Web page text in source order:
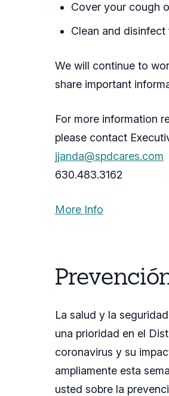
Cover your cough
Clean and
We will continue to
share important
For more information
please contact
jjanda@spdcares.com
630.483.3162
More Info
La salud y la
una prioridad en el
coronavirus y su
ampliamente esta
usted sobre la